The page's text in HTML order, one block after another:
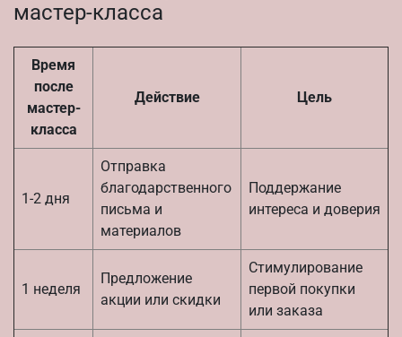
мастер-класса
Время
после
мастер-
класса
Действие Цель
1-2 дня
Отправка
благодарственного
письма и
материалов
Поддержание
интереса и доверия
1 неделя
Предложение
акции или скидки
Стимулирование
первой покупки
или заказа